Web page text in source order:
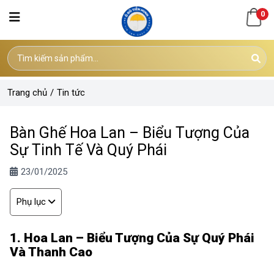
0
Trang chủ / Tin tức
Bàn Ghế Hoa Lan – Biểu Tượng Của
Sự Tinh Tế Và Quý Phái
23/01/2025
Phụ lục
1. Hoa Lan – Biểu Tượng Của Sự Quý Phái
Và Thanh Cao